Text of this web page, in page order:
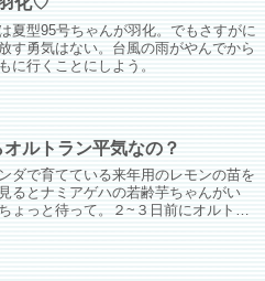
なぁ…。
夏型95号ちゃんが羽化。でもさすがに
す勇気はない。台風の雨がやんでから
に行くことにしよう。
オルトラン平気なの？
ダで育てている来年用のレモンの苗を
るとナミアゲハの若齢芋ちゃんがい
ょっと待って。２~３日前にオルトラ